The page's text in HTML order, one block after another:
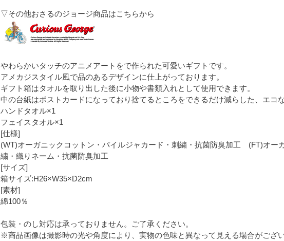
▽その他おさるのジョージ商品はこちらから
やわらかいタッチのアニメアートをで作られた可愛いギフトです。
アメカジスタイル風で品のあるデザインに仕上がっております。
ギフト箱はタオルを取り出した後に小物や書類入れとして使用できます。
中の台紙はポストカードになっており捨てるところをできるだけ減らした、エコ
ハンドタオル×1
フェイスタオル×1
[仕様]
(WT)オーガニックコットン・パイルジャカード・刺繍・抗菌防臭加工 (FT)オー
繍・織りネーム・抗菌防臭加工
[サイズ]
箱サイズ:H26×W35×D2cm
[素材]
綿100％
包装・のし対応は承っておりません。ご了承ください。
※商品画像は撮影時の光や角度により、実物の色味と異なって見える場合がござ